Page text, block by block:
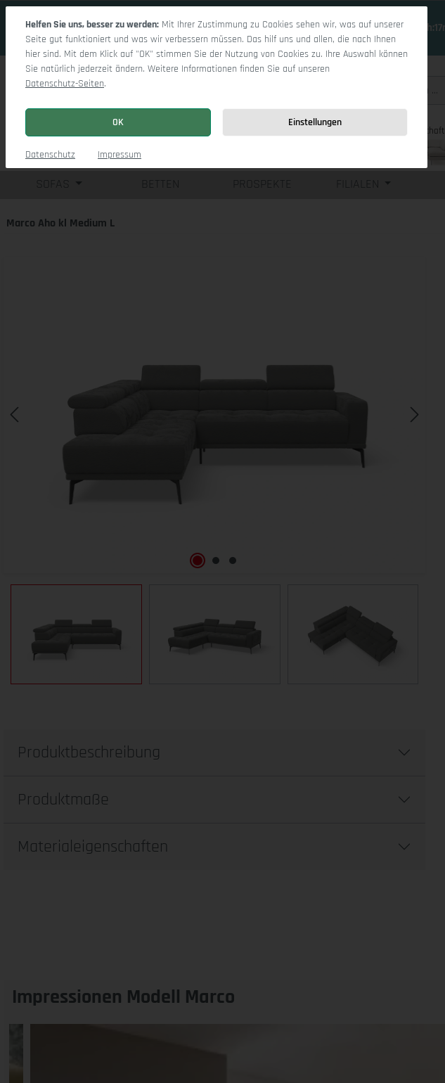
17 Tage 8h:17m:35s
Wohnlandschaft
BETTEN PROSPEKTE FILIALEN
Marco Aho kl Medium L
Produktbeschreibung
Produktmaße
Materialeigenschaften
Impressionen Modell Marco
Helfen Sie uns, besser zu werden: Mit Ihrer Zustimmung zu Cookies sehen wir, was auf unserer
Seite gut funktioniert und was wir verbessern müssen. Das hilf uns und allen, die nach Ihnen
hier sind. Mit dem Klick auf "OK" stimmen Sie der Nutzung von Cookies zu. Ihre Auswahl können
Sie natürlich jederzeit ändern. Weitere Informationen finden Sie auf unseren
Datenschutz-Seiten.
OK Einstellungen
Datenschutz Impressum